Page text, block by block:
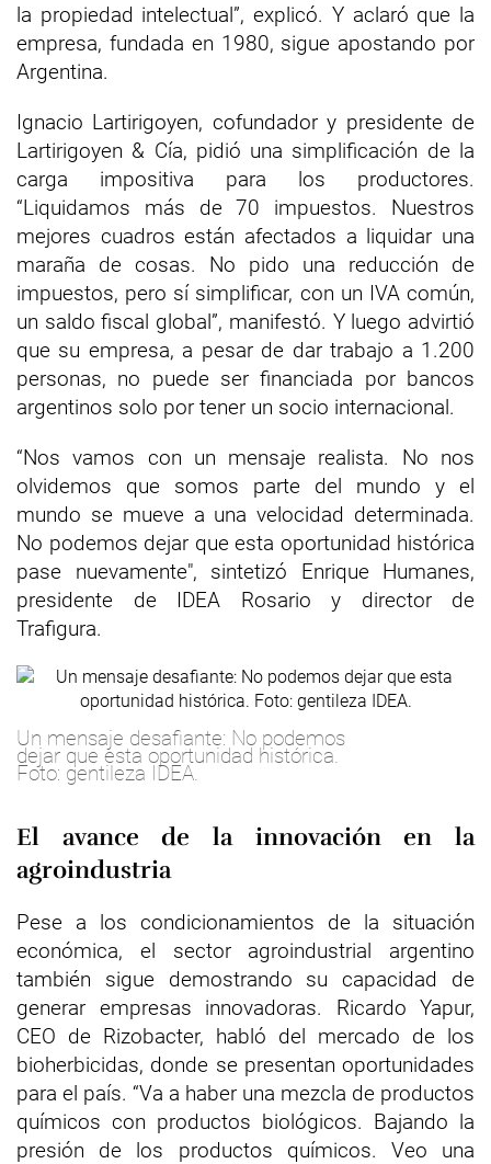
la propiedad intelectual”, explicó. Y aclaró que la
empresa, fundada en 1980, sigue apostando por
Argentina.
Ignacio Lartirigoyen, cofundador y presidente de
Lartirigoyen & Cía, pidió una simplificación de la
carga impositiva para los productores.
“Liquidamos más de 70 impuestos. Nuestros
mejores cuadros están afectados a liquidar una
maraña de cosas. No pido una reducción de
impuestos, pero sí simplificar, con un IVA común,
un saldo fiscal global”, manifestó. Y luego advirtió
que su empresa, a pesar de dar trabajo a 1.200
personas, no puede ser financiada por bancos
argentinos solo por tener un socio internacional.
“Nos vamos con un mensaje realista. No nos
olvidemos que somos parte del mundo y el
mundo se mueve a una velocidad determinada.
No podemos dejar que esta oportunidad histórica
pase nuevamente", sintetizó Enrique Humanes,
presidente de IDEA Rosario y director de
Trafigura.
Un mensaje desafiante: No podemos
dejar que esta oportunidad histórica.
Foto: gentileza IDEA.
El avance de la innovación en la
agroindustria
Pese a los condicionamientos de la situación
económica, el sector agroindustrial argentino
también sigue demostrando su capacidad de
generar empresas innovadoras. Ricardo Yapur,
CEO de Rizobacter, habló del mercado de los
bioherbicidas, donde se presentan oportunidades
para el país. “Va a haber una mezcla de productos
químicos con productos biológicos. Bajando la
presión de los productos químicos. Veo una